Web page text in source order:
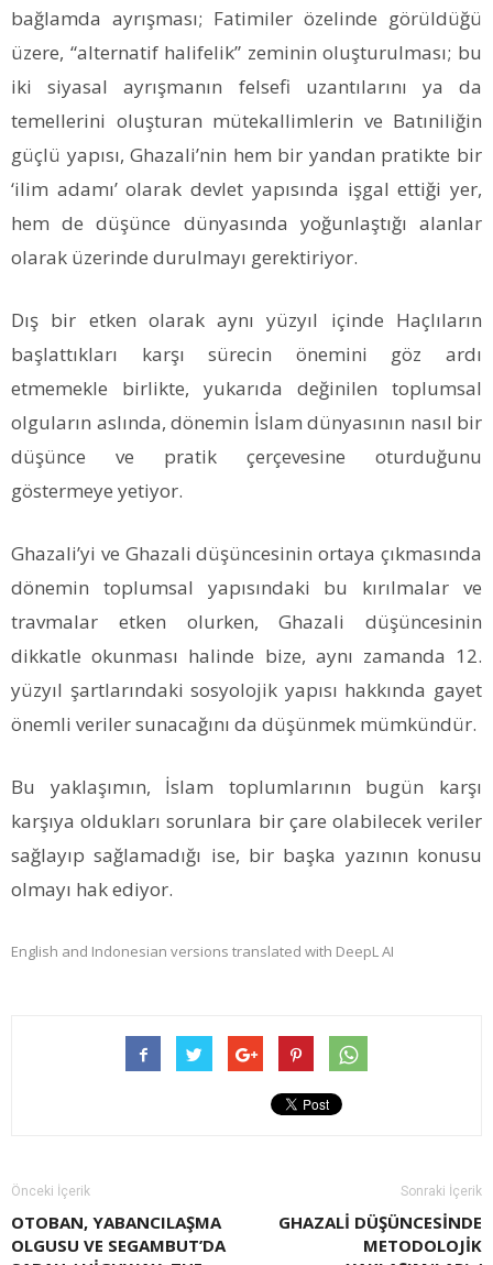
bağlamda ayrışması; Fatimiler özelinde görüldüğü
üzere, “alternatif halifelik” zeminin oluşturulması; bu
iki siyasal ayrışmanın felsefi uzantılarını ya da
temellerini oluşturan mütekallimlerin ve Batıniliğin
güçlü yapısı, Ghazali’nin hem bir yandan pratikte bir
‘ilim adamı’ olarak devlet yapısında işgal ettiği yer,
hem de düşünce dünyasında yoğunlaştığı alanlar
olarak üzerinde durulmayı gerektiriyor.
Dış bir etken olarak aynı yüzyıl içinde Haçlıların
başlattıkları karşı sürecin önemini göz ardı
etmemekle birlikte, yukarıda değinilen toplumsal
olguların aslında, dönemin İslam dünyasının nasıl bir
düşünce ve pratik çerçevesine oturduğunu
göstermeye yetiyor.
Ghazali’yi ve Ghazali düşüncesinin ortaya çıkmasında
dönemin toplumsal yapısındaki bu kırılmalar ve
travmalar etken olurken, Ghazali düşüncesinin
dikkatle okunması halinde bize, aynı zamanda 12.
yüzyıl şartlarındaki sosyolojik yapısı hakkında gayet
önemli veriler sunacağını da düşünmek mümkündür.
Bu yaklaşımın, İslam toplumlarının bugün karşı
karşıya oldukları sorunlara bir çare olabilecek veriler
sağlayıp sağlamadığı ise, bir başka yazının konusu
olmayı hak ediyor.
English and Indonesian versions translated with DeepL AI
Önceki İçerik
OTOBAN, YABANCILAŞMA
OLGUSU VE SEGAMBUT’DA
Sonraki İçerik
GHAZALI DÜŞÜNCESINDE
METODOLOJIK